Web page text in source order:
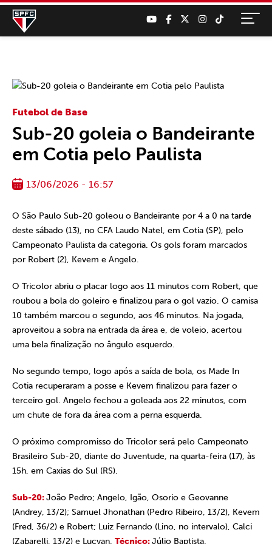
Futebol de Base
Sub-20 goleia o Bandeirante
em Cotia pelo Paulista
13/06/2026 - 16:57
O São Paulo Sub-20 goleou o Bandeirante por 4 a 0 na tarde
deste sábado (13), no CFA Laudo Natel, em Cotia (SP), pelo
Campeonato Paulista da categoria. Os gols foram marcados
por Robert (2), Kevem e Angelo.
O Tricolor abriu o placar logo aos 11 minutos com Robert, que
roubou a bola do goleiro e finalizou para o gol vazio. O camisa
10 também marcou o segundo, aos 46 minutos. Na jogada,
aproveitou a sobra na entrada da área e, de voleio, acertou
uma bela finalização no ângulo esquerdo.
No segundo tempo, logo após a saída de bola, os Made In
Cotia recuperaram a posse e Kevem finalizou para fazer o
terceiro gol. Angelo fechou a goleada aos 22 minutos, com
um chute de fora da área com a perna esquerda.
O próximo compromisso do Tricolor será pelo Campeonato
Brasileiro Sub-20, diante do Juventude, na quarta-feira (17), às
15h, em Caxias do Sul (RS).
Sub-20:João Pedro; Angelo, Igão, Osorio e Geovanne
(Andrey, 13/2); Samuel Jhonathan (Pedro Ribeiro, 13/2), Kevem
(Fred, 36/2) e Robert; Luiz Fernando (Lino, no intervalo), Calci
(Zabarelli, 13/2) e Lucyan. Técnico:Júlio Baptista.